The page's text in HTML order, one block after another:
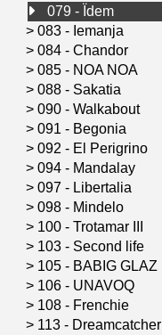
079 - Ïdem
> 083 - Iemanja
> 084 - Chandor
> 085 - NOA NOA
> 088 - Sakatia
> 090 - Walkabout
> 091 - Begonia
> 092 - El Perigrino
> 094 - Mandalay
> 097 - Libertalia
> 098 - Mindelo
> 100 - Trotamar III
> 103 - Second life
> 105 - BABIG GLAZ
> 106 - UNAVOQ
> 108 - Frenchie
> 113 - Dreamcatcher